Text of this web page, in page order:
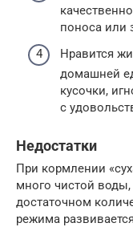
поноса или
Нравится
домашней
кусочки,
с
Недостатки
При кормлении
много чистой
достаточном
режима